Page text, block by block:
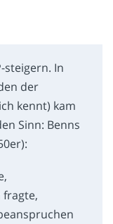
steigern. In
der
kennt) kam
Sinn: Benns
fragte,